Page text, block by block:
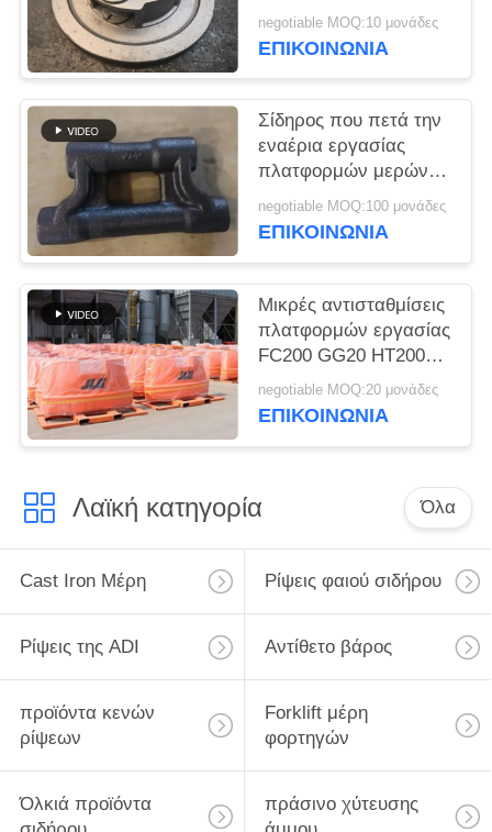
ISO9001 σιδήρου
μερών όλκιή
negotiable MOQ:10 μονάδες
ΕΠΙΚΟΙΝΩΝΊΑ
Σίδηρος που πετά την
εναέρια εργασίας
πλατφορμών μερών
ποιότητα ρίψης
συνδέσεων υψηλή με
negotiable MOQ:100 μονάδες
ΕΠΙΚΟΙΝΩΝΊΑ
Μικρές αντισταθμίσεις
πλατφορμών εργασίας
FC200 GG20 HT200
εναέριες
negotiable MOQ:20 μονάδες
ΕΠΙΚΟΙΝΩΝΊΑ
Λαϊκή κατηγορία Όλα
Cast Iron Μέρη Ρίψεις φαιού σιδήρου
Ρίψεις της ADI Αντίθετο βάρος
προϊόντα κενών
ρίψεων
Forklift μέρη
φορτηγών
Όλκιά προϊόντα
πράσινο χύτευσης